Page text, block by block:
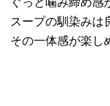
スープの馴染みは
その一体感が楽し